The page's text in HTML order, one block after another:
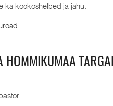
ka kookoshelbed ja jahu.
HOMMIKUMAA